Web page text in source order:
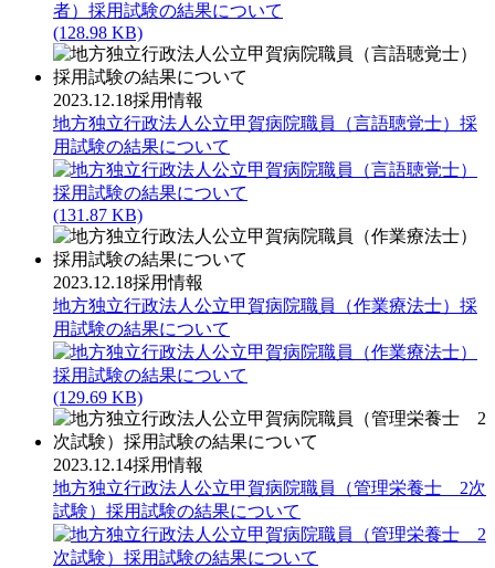
(128.98 KB)
2023.12.18採用情報
地方独立行政法人公立甲賀病院職員（言語聴覚士）採
用試験の結果について
(131.87 KB)
2023.12.18採用情報
地方独立行政法人公立甲賀病院職員（作業療法士）採
用試験の結果について
(129.69 KB)
2023.12.14採用情報
地方独立行政法人公立甲賀病院職員（管理栄養士 2次
試験）採用試験の結果について